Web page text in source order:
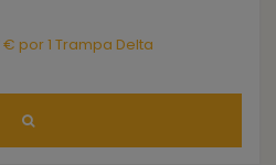
€ por 1 Trampa Delta